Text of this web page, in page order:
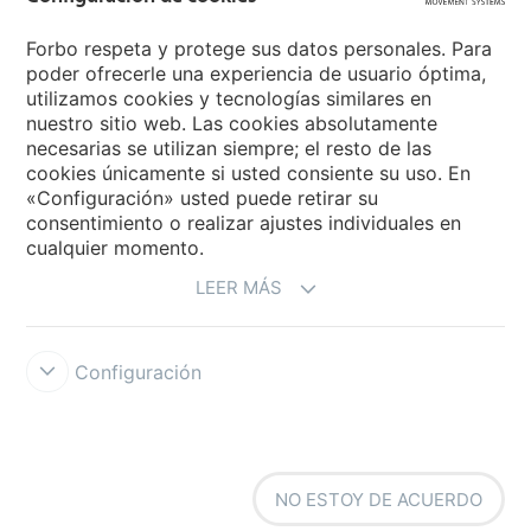
Forbo Flooring Systems
Forbo Movement Systems
Seleccione un país
Forbo respeta y protege sus datos personales. Para
poder ofrecerle una experiencia de usuario óptima,
utilizamos cookies y tecnologías similares en
nuestro sitio web. Las cookies absolutamente
necesarias se utilizan siempre; el resto de las
cookies únicamente si usted consiente su uso. En
«Configuración» usted puede retirar su
consentimiento o realizar ajustes individuales en
cualquier momento.
LEER MÁS
Configuración
NO ESTOY DE ACUERDO